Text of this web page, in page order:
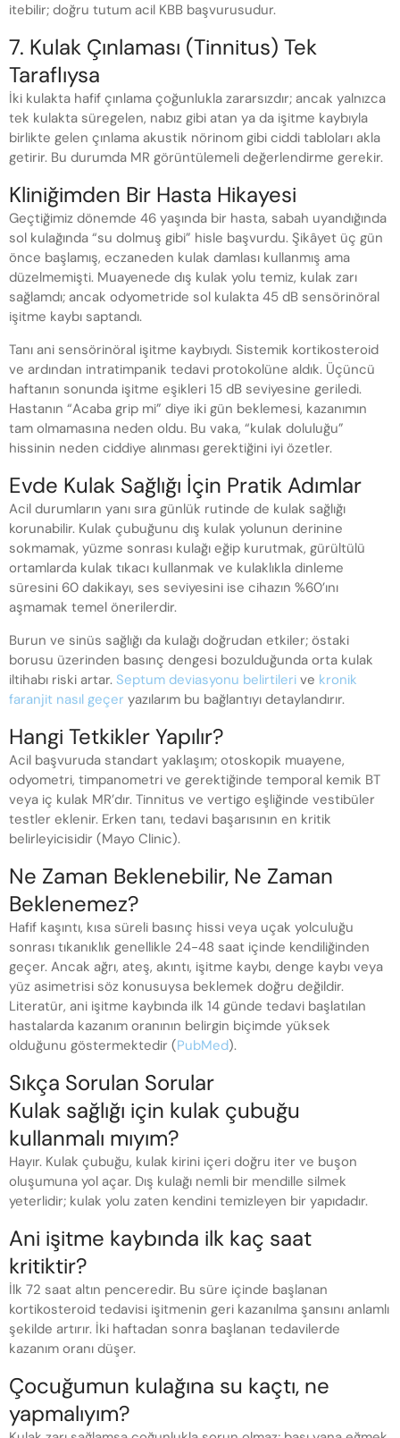
itebilir; doğru tutum acil KBB başvurusudur.
7. Kulak Çınlaması (Tinnitus) Tek
Taraflıysa
İki kulakta hafif çınlama çoğunlukla zararsızdır; ancak yalnızca
tek kulakta süregelen, nabız gibi atan ya da işitme kaybıyla
birlikte gelen çınlama akustik nörinom gibi ciddi tabloları akla
getirir. Bu durumda MR görüntülemeli değerlendirme gerekir.
Kliniğimden Bir Hasta Hikayesi
Geçtiğimiz dönemde 46 yaşında bir hasta, sabah uyandığında
sol kulağında “su dolmuş gibi” hisle başvurdu. Şikâyet üç gün
önce başlamış, eczaneden kulak damlası kullanmış ama
düzelmemişti. Muayenede dış kulak yolu temiz, kulak zarı
sağlamdı; ancak odyometride sol kulakta 45 dB sensörinöral
işitme kaybı saptandı.
Tanı ani sensörinöral işitme kaybıydı. Sistemik kortikosteroid
ve ardından intratimpanik tedavi protokolüne aldık. Üçüncü
haftanın sonunda işitme eşikleri 15 dB seviyesine geriledi.
Hastanın “Acaba grip mi” diye iki gün beklemesi, kazanımın
tam olmamasına neden oldu. Bu vaka, “kulak doluluğu”
hissinin neden ciddiye alınması gerektiğini iyi özetler.
Evde Kulak Sağlığı İçin Pratik Adımlar
Acil durumların yanı sıra günlük rutinde de kulak sağlığı
korunabilir. Kulak çubuğunu dış kulak yolunun derinine
sokmamak, yüzme sonrası kulağı eğip kurutmak, gürültülü
ortamlarda kulak tıkacı kullanmak ve kulaklıkla dinleme
süresini 60 dakikayı, ses seviyesini ise cihazın %60’ını
aşmamak temel önerilerdir.
Burun ve sinüs sağlığı da kulağı doğrudan etkiler; östaki
borusu üzerinden basınç dengesi bozulduğunda orta kulak
iltihabı riski artar. Septum deviasyonu belirtileri ve kronik
faranjit nasıl geçer yazılarım bu bağlantıyı detaylandırır.
Hangi Tetkikler Yapılır?
Acil başvuruda standart yaklaşım; otoskopik muayene,
odyometri, timpanometri ve gerektiğinde temporal kemik BT
veya iç kulak MR’dır. Tinnitus ve vertigo eşliğinde vestibüler
testler eklenir. Erken tanı, tedavi başarısının en kritik
belirleyicisidir (Mayo Clinic).
Ne Zaman Beklenebilir, Ne Zaman
Beklenemez?
Hafif kaşıntı, kısa süreli basınç hissi veya uçak yolculuğu
sonrası tıkanıklık genellikle 24-48 saat içinde kendiliğinden
geçer. Ancak ağrı, ateş, akıntı, işitme kaybı, denge kaybı veya
yüz asimetrisi söz konusuysa beklemek doğru değildir.
Literatür, ani işitme kaybında ilk 14 günde tedavi başlatılan
hastalarda kazanım oranının belirgin biçimde yüksek
olduğunu göstermektedir (PubMed).
Sıkça Sorulan Sorular
Kulak sağlığı için kulak çubuğu
kullanmalı mıyım?
Hayır. Kulak çubuğu, kulak kirini içeri doğru iter ve buşon
oluşumuna yol açar. Dış kulağı nemli bir mendille silmek
yeterlidir; kulak yolu zaten kendini temizleyen bir yapıdadır.
Ani işitme kaybında ilk kaç saat
kritiktir?
İlk 72 saat altın penceredir. Bu süre içinde başlanan
kortikosteroid tedavisi işitmenin geri kazanılma şansını anlamlı
şekilde artırır. İki haftadan sonra başlanan tedavilerde
kazanım oranı düşer.
Çocuğumun kulağına su kaçtı, ne
yapmalıyım?